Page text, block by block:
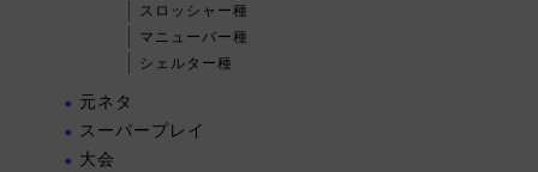
スロッシャー種
マニューバー種
シェルター種
元ネタ
スーパープレイ
大会